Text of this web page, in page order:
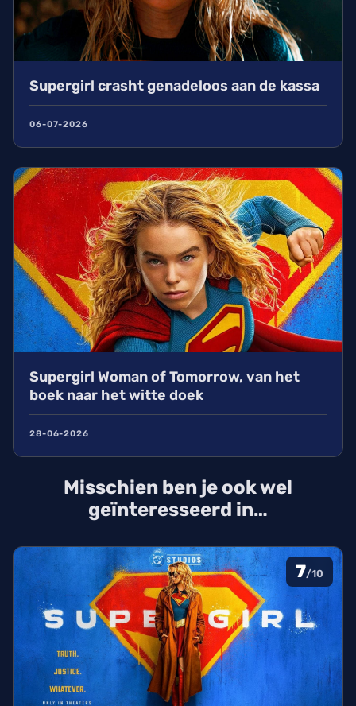
Supergirl crasht genadeloos aan de kassa
06-07-2026
Supergirl Woman of Tomorrow, van het
boek naar het witte doek
28-06-2026
Misschien ben je ook wel
geïnteresseerd in…
7/10